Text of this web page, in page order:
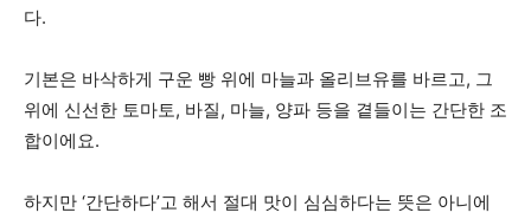
다.
기본은 바삭하게 구운 빵 위에 마늘과 올리브유를 바르고, 그
위에 신선한 토마토, 바질, 마늘, 양파 등을 곁들이는 간단한 조
합이에요.
하지만 ‘간단하다’고 해서 절대 맛이 심심하다는 뜻은 아니에